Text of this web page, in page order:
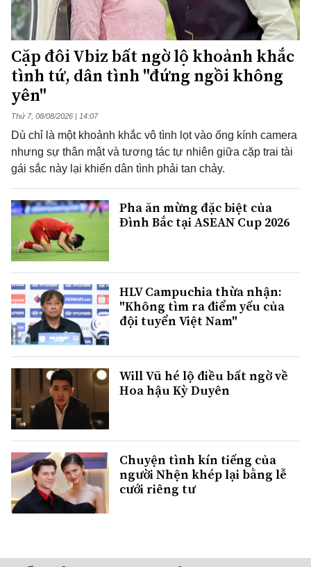
Cặp đôi Vbiz bất ngờ lộ khoảnh khắc
tình tứ, dân tình "đứng ngồi không
yên"
Thứ 7, 08/08/2026 | 14:07
Dù chỉ là một khoảnh khắc vô tình lọt vào ống kính camera
nhưng sự thân mật và tương tác tự nhiên giữa cặp trai tài
gái sắc này lại khiến dân tình phải tan chảy.
Pha ăn mừng đặc biệt của
Đình Bắc tại ASEAN Cup 2026
HLV Campuchia thừa nhận:
"Không tìm ra điểm yếu của
đội tuyển Việt Nam"
Will Vũ hé lộ điều bất ngờ về
Hoa hậu Kỳ Duyên
Chuyện tình kín tiếng của
người Nhện khép lại bằng lễ
cưới riêng tư